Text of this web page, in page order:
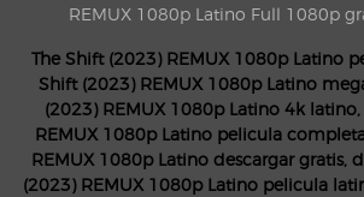
REMUX 1080p Latino Full 1080p
The Shift (2023) REMUX 1080p Latino
Shift (2023) REMUX 1080p Latino
(2023) REMUX 1080p Latino 4k
REMUX 1080p Latino pelicula
REMUX 1080p Latino descargar gratis,
(2023) REMUX 1080p Latino pelicula